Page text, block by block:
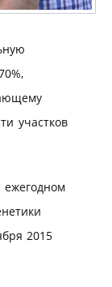
участков
ежегодном
2015